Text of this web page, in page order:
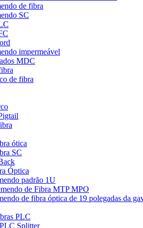
de fibra
SC
impermeável
MDC
de fibra
ótica
SC
Óptica
padrão 1U
de Fibra MTP MPO
de fibra óptica de 19 polegadas da
PLC
Splitter